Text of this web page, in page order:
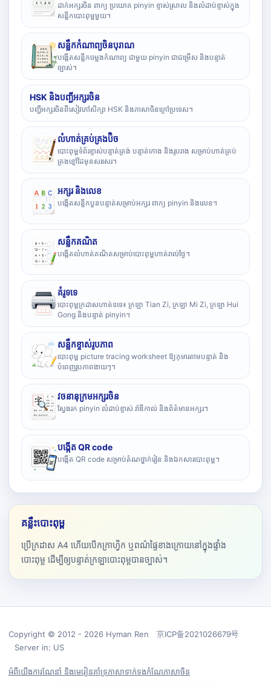
ដាក់អក្សរចិន ពាក្យ ប្រយោគ pinyin ខ្ទាស់ស្រាល និងលំដាប់ខ្ទាស់ក្នុង
សន្លឹកបោះពុម្ពមួយ។
សន្លឹកកំណាព្យចិនបុរាណ
បង្កើតសន្លឹកចម្លងកំណាព្យ ជាមួយ pinyin ជាជម្រើស និងបន្ទាត់
ច្បាស់។
HSK និងបញ្ជីអក្សរចិន
បញ្ជីអក្សរចិនពីសៀវភៅសិក្សា HSK និងភាសាចិនក្រៅប្រទេស។
លំហាត់គ្រប់គ្រងប៊ិច
បោះពុម្ពទំព័រខ្ទាស់បន្ទាត់ត្រង់ បន្ទាត់កោង និងរូបរាង សម្រាប់ហាត់គ្រប់
គ្រងខ្មៅដៃមុនសរសេរ។
អក្សរ និងលេខ
បង្កើតសន្លឹកបួនបន្ទាត់សម្រាប់អក្សរ ពាក្យ pinyin និងលេខ។
សន្លឹកគណិត
បង្កើតលំហាត់គណិតសម្រាប់បោះពុម្ពហាត់រាល់ថ្ងៃ។
គំរូទទេ
បោះពុម្ពក្រដាសហាត់ទទេ៖ ក្រឡា Tian Zi, ក្រឡា Mi Zi, ក្រឡា Hui
Gong និងបន្ទាត់ pinyin។
សន្លឹកខ្ទាស់រូបភាព
បោះពុម្ព picture tracing worksheet ឱ្យកុមារតាមបន្ទាត់ និង
បំពេញរូបភាពងាយៗ។
វចនានុក្រមអក្សរចិន
ស្វែងរក pinyin លំដាប់ខ្ទាស់ រ៉ាឌីកាល់ និងព័ត៌មានអក្សរ។
បង្កើត QR code
បង្កើត QR code សម្រាប់តំណថ្នាក់រៀន និងឯកសារបោះពុម្ព។
គន្លឹះបោះពុម្ព
ប្រើក្រដាស A4 ហើយបើកក្រាហ្វិក ឬពណ៌ផ្ទៃខាងក្រោយនៅក្នុងផ្ទាំង
បោះពុម្ព ដើម្បីឲ្យបន្ទាត់ក្រឡាបោះពុម្ពបានច្បាស់។
Copyright © 2012 - 2026 Hyman Ren 京ICP备2021026679号
Server in: US
អំពីយើងការណែនាំ និងមេរៀនគាំទ្រភាសាទាក់ទងកំណែភាសាចិន